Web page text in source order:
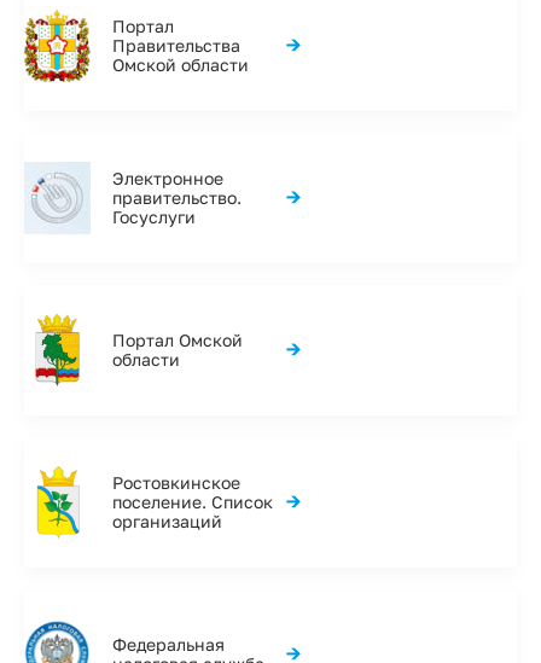
Портал
Правительства
Омской области
→
Электронное
правительство.
Госуслуги
→
Портал Омской
области
→
Ростовкинское
поселение. Список
организаций
→
Федеральная
→